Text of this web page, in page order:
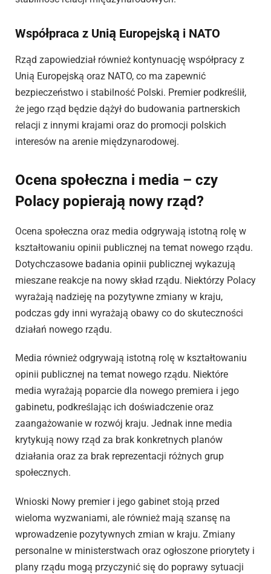
Współpraca z Unią Europejską i NATO
Rząd zapowiedział również kontynuację współpracy z
Unią Europejską oraz NATO, co ma zapewnić
bezpieczeństwo i stabilność Polski. Premier podkreślił,
że jego rząd będzie dążył do budowania partnerskich
relacji z innymi krajami oraz do promocji polskich
interesów na arenie międzynarodowej.
Ocena społeczna i media – czy
Polacy popierają nowy rząd?
Ocena społeczna oraz media odgrywają istotną rolę w
kształtowaniu opinii publicznej na temat nowego rządu.
Dotychczasowe badania opinii publicznej wykazują
mieszane reakcje na nowy skład rządu. Niektórzy Polacy
wyrażają nadzieję na pozytywne zmiany w kraju,
podczas gdy inni wyrażają obawy co do skuteczności
działań nowego rządu.
Media również odgrywają istotną rolę w kształtowaniu
opinii publicznej na temat nowego rządu. Niektóre
media wyrażają poparcie dla nowego premiera i jego
gabinetu, podkreślając ich doświadczenie oraz
zaangażowanie w rozwój kraju. Jednak inne media
krytykują nowy rząd za brak konkretnych planów
działania oraz za brak reprezentacji różnych grup
społecznych.
Wnioski Nowy premier i jego gabinet stoją przed
wieloma wyzwaniami, ale również mają szansę na
wprowadzenie pozytywnych zmian w kraju. Zmiany
personalne w ministerstwach oraz ogłoszone priorytety i
plany rządu mogą przyczynić się do poprawy sytuacji